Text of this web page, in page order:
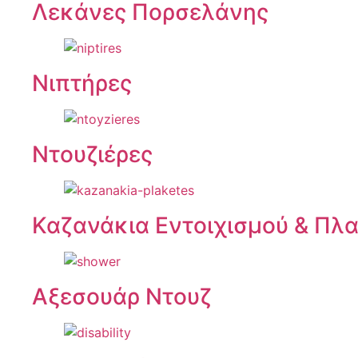
Λεκάνες Πορσελάνης
Νιπτήρες
Ντουζιέρες
Καζανάκια Εντοιχισμού &
Αξεσουάρ Ντουζ